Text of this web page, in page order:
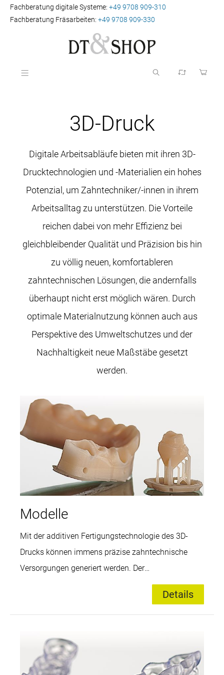
Fachberatung digitale Systeme: +49 9708 909-310
Fachberatung Fräsarbeiten: +49 9708 909-330
3D-Druck
Digitale Arbeitsabläufe bieten mit ihren 3D-
Drucktechnologien und -Materialien ein hohes
Potenzial, um Zahntechniker/-innen in ihrem
Arbeitsalltag zu unterstützen. Die Vorteile
reichen dabei von mehr Effizienz bei
gleichbleibender Qualität und Präzision bis hin
zu völlig neuen, komfortableren
zahntechnischen Lösungen, die andernfalls
überhaupt nicht erst möglich wären. Durch
optimale Materialnutzung können auch aus
Perspektive des Umweltschutzes und der
Nachhaltigkeit neue Maßstäbe gesetzt
werden.
Modelle
Mit der additiven Fertigungstechnologie des 3D-
Drucks können immens präzise zahntechnische
Versorgungen generiert werden. Der
qualitätsüberwachte Druckprozess sichert die
exakte Passung der patientenspezifischen
Anfertigung, die physiologisch unbedenklich ist.
Prozesszeiten deutlich verkürzt und die
Fertigungsschritte reduziert, wobei gleichzeitig die
Details